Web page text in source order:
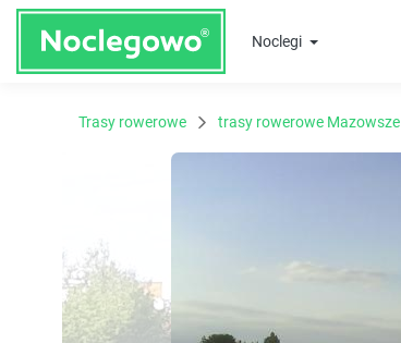
Noclegi
Trasy rowerowe trasy rowerowe Mazowsze